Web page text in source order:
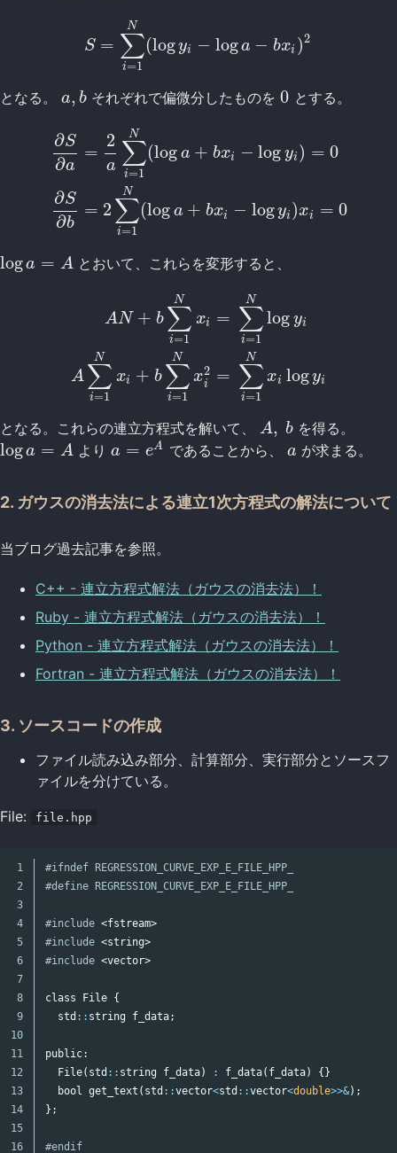
S = ∑
i=1
N
(logyi − loga − bxi )2
S =∑ =1N(log yi− loga− bx i)2
となる。 a, b
a,b それぞれで偏微分したものを0
0 とする。
∂S
∂a
∂S
∂b
=
=
2
a ∑
i=1
N
(log a + bxi − log yi ) = 0
2 ∑
i=1
N
(log a + bxi − logyi )xi = 0
=1 N
loga = A
loga= A とおいて、これらを変形すると、
AN + b ∑
i=1
N
xi
A ∑
i=1
N
xi + b ∑
i=1
N
x2
i
=
=
∑
i=1
N
log yi
∑
i=1
N
xi logyi
+b ∑i= A∑i
となる。これらの連立方程式を解いて、 A, b
A, b を得る。
loga = A
loga= A よりa = eA
a=eA であることから、 a
a が求まる。
2. ガウスの消去法による連立1次方程式の解法について
当ブログ過去記事を参照。
C++ - 連立方程式解法（ガウスの消去法）！
Ruby - 連立方程式解法（ガウスの消去法）！
Python - 連立方程式解法（ガウスの消去法）！
Fortran - 連立方程式解法（ガウスの消去法）！
3. ソースコードの作成
ファイル読み込み部分、計算部分、実行部分とソースフ
ァイルを分けている。
File:
file.hpp
1
2
3
4
5
6
7
8
9
10
11
12
13
14
15
#ifndef REGRESSION_CURVE_EXP_E_FILE_HPP_
#include <fstream>
#include <string>
#include <vector>
class File {
std :: string f_data;
public:
File( std :: string f_data) : f_data( f_data)
{}
bool get_text ( std ::vector<std ::vector<double>>&);
};
#endif